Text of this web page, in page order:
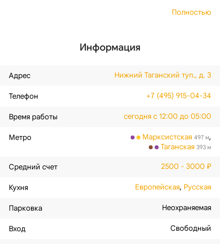
Полностью
Информация
Адрес Нижний Таганский туп., д. 3
Телефон +7 (495) 915-04-34
Время работы сегодня с 12:00 до 05:00
Метро Марксистская 497 м,
Таганская 393 м
Средний счет 2500 - 3000 ₽
Кухня Европейская, Русская
Парковка Неохраняемая
Вход Свободный